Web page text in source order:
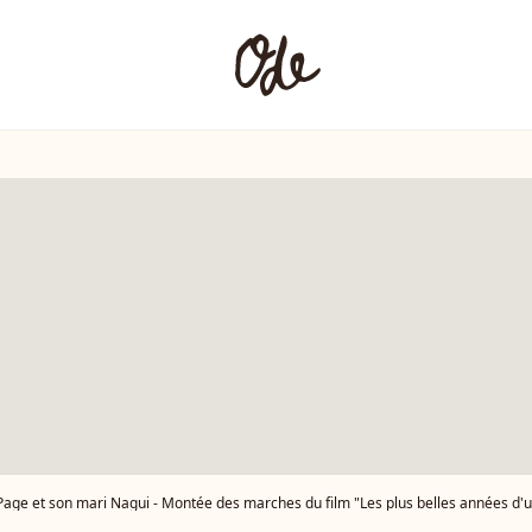
son mari Nagui - Montée des marches du film "Les plus belles années d'une vie" lors du 72ème Festival International du